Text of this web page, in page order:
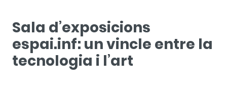
Sala d’exposicions
espai.inf: un vincle entre la
tecnologia i l’art